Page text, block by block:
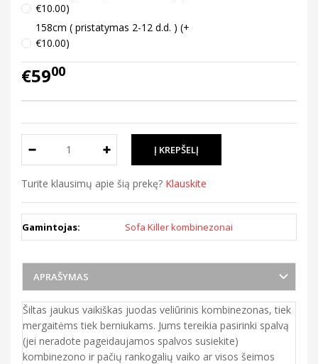
€10.00)
158cm ( pristatymas 2-12 d.d. ) (+
€10.00)
€5900
Turite klausimų apie šią prekę? Klauskite
Gamintojas: Sofa Killer kombinezonai
APRAŠYMAS
Šiltas jaukus vaikiškas juodas veliūrinis kombinezonas, tiek
mergaitėms tiek berniukams. Jums tereikia pasirinki spalvą
(jei neradote pageidaujamos spalvos susiekite)
kombinezono ir pačių rankogalių vaiko ar visos šeimos